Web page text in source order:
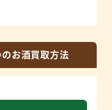
のお酒買取方法